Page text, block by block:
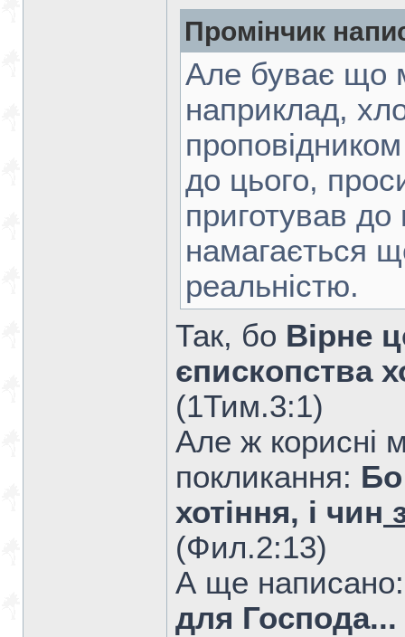
Промінчик
Але буває що
наприклад,
до цього,
приготував до
намагається
реальністю.
Так, бо Вірне
єпископства
(1Тим.3:1)
Але ж корисні
покликання:
хотіння, і чин
(Фил.2:13)
А ще
для Господа...